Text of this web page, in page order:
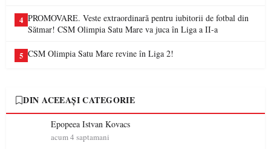
4 PROMOVARE. Veste extraordinară pentru iubitorii de fotbal din
Sătmar! CSM Olimpia Satu Mare va juca în Liga a II-a
5 CSM Olimpia Satu Mare revine în Liga 2!
DIN ACEEAȘI CATEGORIE
Epopeea Istvan Kovacs
acum 4 saptamani